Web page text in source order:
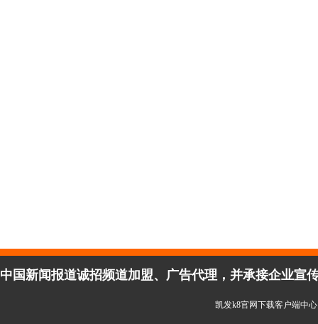
中国新闻报道诚招频道加盟、广告代理，并承接企业宣
凯发k8官网下载客户端中